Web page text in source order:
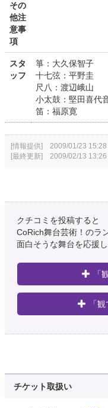
その
他注
意事
項
スタ
ッフ
箏：大久保智子
十七弦：平野圭
尺八：渡辺峨山
小太鼓：堅田喜代
笛：福原寛
[情報提供] 2009/01/23 15:28
[最終更新] 2009/02/13 13:26
クチコミを投稿すると
CoRich舞台芸術！のラ
面白そうな舞台を応援し
「
「
チケット取扱い